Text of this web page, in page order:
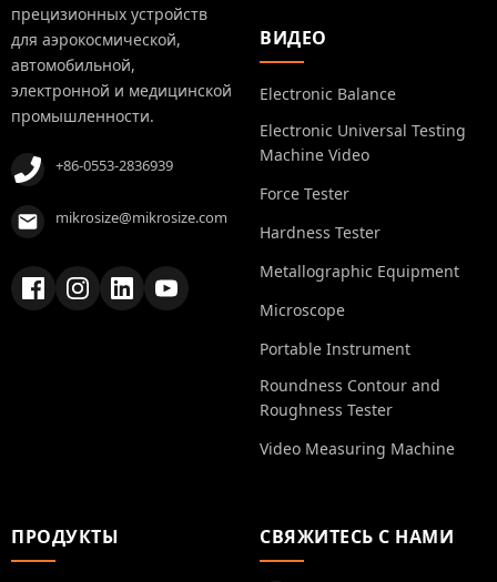
прецизионных устройств
для аэрокосмической,
автомобильной,
электронной и медицинской
промышленности.
+86-0553-2836939
mikrosize@mikrosize.com
ВИДЕО
Electronic Balance
Electronic Universal Testing
Machine Video
Force Tester
Hardness Tester
Metallographic Equipment
Microscope
Portable Instrument
Roundness Contour and
Roughness Tester
Video Measuring Machine
ПРОДУКТЫ СВЯЖИТЕСЬ С НАМИ